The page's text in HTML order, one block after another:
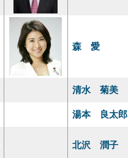
森 愛
清水 菊美
湯本 良太郎
北沢 潤子